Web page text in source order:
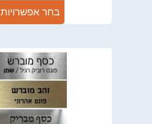
בחר אפשרויות